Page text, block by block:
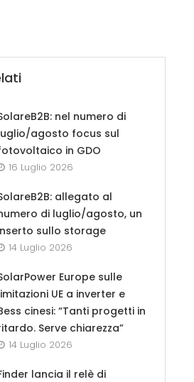
nel numero di
agosto focus sul
in GDO
16 Luglio 2026
allegato al
di luglio/agosto, un
sullo storage
14 Luglio 2026
Europe sulle
UE a inverter e
cinesi: “Tanti progetti in
Serve chiarezza”
14 Luglio 2026
lancia il relè di